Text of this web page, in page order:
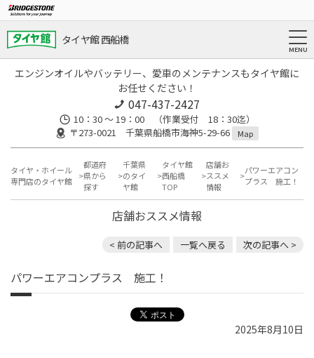
タイヤ館 西船橋
エンジンオイルやバッテリー、愛車のメンテナンスもタイヤ館に
お任せください！
047-437-2427
10：30 ～ 19：00 （作業受付 18：30迄）
〒273-0021 千葉県船橋市海神5-29-66
Map
タイヤ・ホイール
専門店のタイヤ館
都道府
県から
探す
千葉県
のタイ
ヤ館
タイヤ館
西船橋
TOP
店舗お
ススメ
情報
パワーエアコン
プラス 施工！
店舗おススメ情報
< 前の記事へ 一覧へ戻る 次の記事へ >
パワーエアコンプラス 施工！
2025年8月10日